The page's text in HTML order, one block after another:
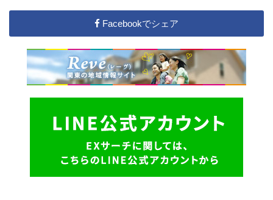
Facebookでシェア